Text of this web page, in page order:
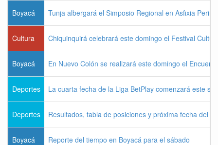
Boyacá Tunja albergará el Simposio Regional en Asfixia
Cultura Chiquinquirá celebrará este domingo el Festival
Boyacá En Nuevo Colón se realizará este domingo el
Deportes La cuarta fecha de la Liga BetPlay comenzará este
Deportes Resultados, tabla de posiciones y próxima fecha del
Boyacá Reporte del tiempo en Boyacá para el sábado